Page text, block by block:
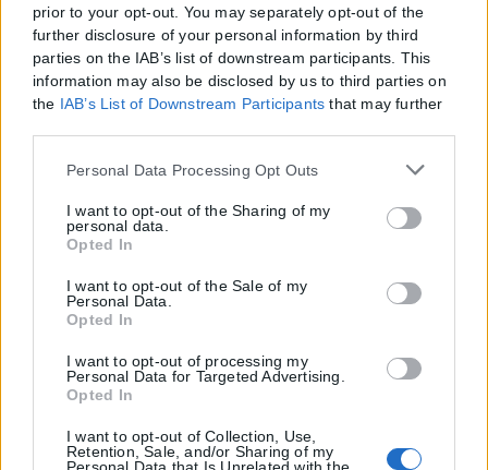
prior to your opt-out. You may separately opt-out of the
further disclosure of your personal information by third
parties on the IAB’s list of downstream participants. This
information may also be disclosed by us to third parties on
the IAB’s List of Downstream Participants that may further
Please note that this website/app uses one or more Google
but not limited to your visit or usage behaviour. You may
click to grant or deny consent to Google and its third-party
tags to use your data for below specified purposes in below
Google consent section.
Personal Data Processing Opt Outs
I want to opt-out of the Sharing of my
personal data.
Opted In
I want to opt-out of the Sale of my
Personal Data.
Opted In
I want to opt-out of processing my
Personal Data for Targeted Advertising.
Opted In
I want to opt-out of Collection, Use,
Retention, Sale, and/or Sharing of my